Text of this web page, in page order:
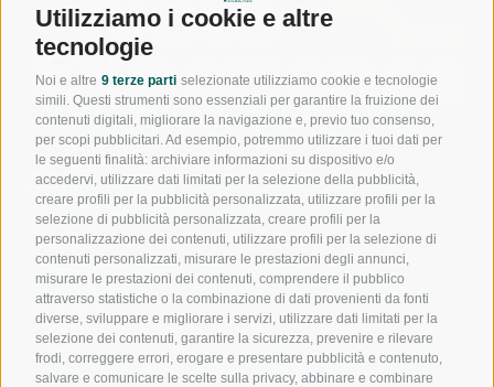
Utilizziamo i cookie e altre
tecnologie
Noi e altre 9 terze parti selezionate utilizziamo cookie e tecnologie
simili. Questi strumenti sono essenziali per garantire la fruizione dei
contenuti digitali, migliorare la navigazione e, previo tuo consenso,
per scopi pubblicitari. Ad esempio, potremmo utilizzare i tuoi dati per
le seguenti finalità: archiviare informazioni su dispositivo e/o
accedervi, utilizzare dati limitati per la selezione della pubblicità,
creare profili per la pubblicità personalizzata, utilizzare profili per la
selezione di pubblicità personalizzata, creare profili per la
personalizzazione dei contenuti, utilizzare profili per la selezione di
contenuti personalizzati, misurare le prestazioni degli annunci,
misurare le prestazioni dei contenuti, comprendere il pubblico
attraverso statistiche o la combinazione di dati provenienti da fonti
diverse, sviluppare e migliorare i servizi, utilizzare dati limitati per la
selezione dei contenuti, garantire la sicurezza, prevenire e rilevare
frodi, correggere errori, erogare e presentare pubblicità e contenuto,
salvare e comunicare le scelte sulla privacy, abbinare e combinare
800
944
550
391
1017
240